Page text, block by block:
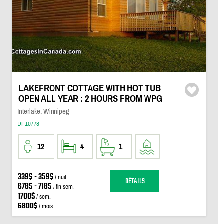
LAKEFRONT COTTAGE WITH HOT TUB
OPEN ALL YEAR : 2 HOURS FROM WPG
Interlake, Winnipeg
DI-10778
12 4 1
339$ - 359$ / nuit
678$ - 718$ / fin sem.
1700$ / sem.
6800$ / mois
DÉTAILS